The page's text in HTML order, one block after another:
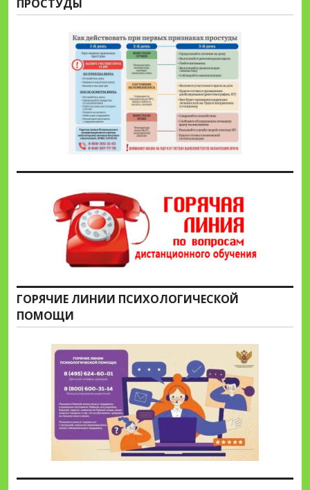
ПРОСТУДЫ
ГОРЯЧИЕ ЛИНИИ ПСИХОЛОГИЧЕСКОЙ
ПОМОЩИ